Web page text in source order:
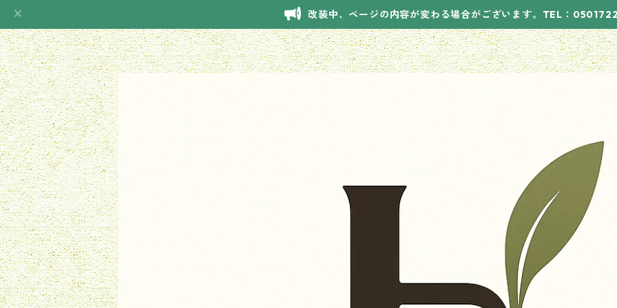
改装中、ページの内容が変わる場合がございます。TEL：